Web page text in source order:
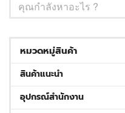
หมวดหมู่สินค้า
สินค้าแนะนำ
อุปกรณ์สำนักงาน